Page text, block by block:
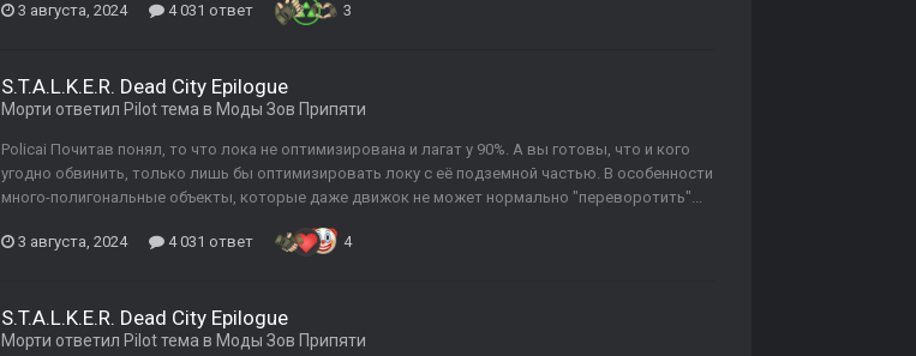
3 августа, 2024 4 031 ответ 3
S.T.A.L.K.E.R. Dead City Epilogue
Морти ответил Pilotтема в Моды Зов Припяти
Policai Почитав понял, то что лока не оптимизирована и лагат у 90%. А вы готовы, что и кого
угодно обвинить, только лишь бы оптимизировать локу с её подземной частью. В особенности
много-полигональные объекты, которые даже движок не может нормально "переворотить"...
3 августа, 2024 4 031 ответ 4
S.T.A.L.K.E.R. Dead City Epilogue
Морти ответил Pilotтема в Моды Зов Припяти